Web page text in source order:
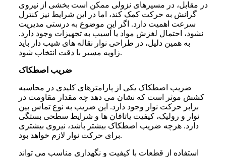
در مقابل، در مسیرهای نزولی ممکن است بخشی از نیروی
گرانش به حرکت کمک کند، اما در این شرایط نیز کنترل
سرعت اهمیت دارد. اگر این موضوع به درستی مدیریت
نشود، احتمال لغزش مواد یا آسیب به تجهیزات وجود دارد.
به همین دلیل، در طراحی نوار نقاله های شیب دار باید
زاویه مسیر با دقت انتخاب شود.
ضریب اصطکاک
ضریب اصطکاک یکی از پارامترهای کلیدی در محاسبه
کشش موثر است که نشان می دهد چه مقدار مقاومت در
برابر حرکت نوار وجود دارد. این ضریب به نوع تماس بین
نوار و رولیک، کیفیت یاتاقان ها و شرایط سطحی بستگی
دارد. هرچه ضریب اصطکاک بیشتر باشد، نیروی بیشتری
برای حرکت نوار لازم خواهد بود.
استفاده از قطعات با کیفیت و نگهداری مناسب می تواند